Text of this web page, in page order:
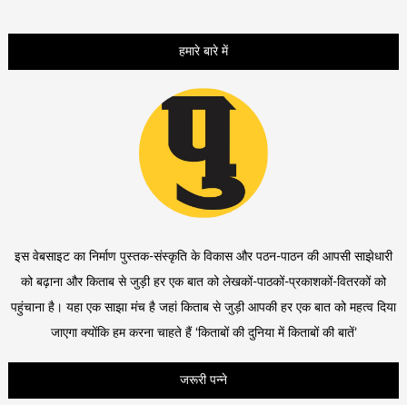
हमारे बारे में
इस वेबसाइट का निर्माण पुस्तक-संस्कृति के विकास और पठन-पाठन की आपसी साझेधारी
को बढ़ाना और किताब से जुड़ी हर एक बात को लेखकों-पाठकों-प्रकाशकों-वितरकों को
पहुंचाना है। यहा एक साझा मंच है जहां किताब से जुड़ी आपकी हर एक बात को महत्व दिया
जाएगा क्योंकि हम करना चाहते हैं ‘किताबों की दुनिया में किताबों की बातें’
जरूरी पन्ने